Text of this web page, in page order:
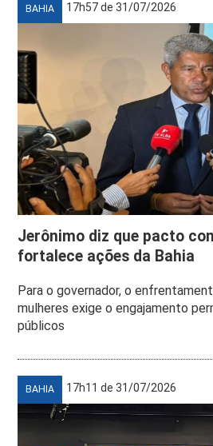
BAHIA 17h57 de 31/07/2026
Jerônimo diz que pacto
fortalece ações da Bahia
Para o governador, o
mulheres exige o engajamento
públicos
BAHIA 17h11 de 31/07/2026